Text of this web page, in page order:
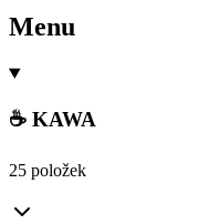
Menu
☕ KAWA
25 položek